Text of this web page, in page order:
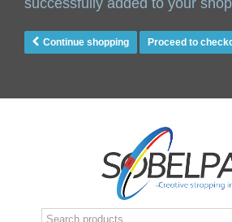
successfully added to your
Continue shopping
Proceed to